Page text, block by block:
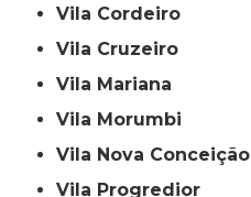
Vila Cordeiro
Vila Cruzeiro
Vila Mariana
Vila Morumbi
Vila Nova Conceição
Vila Progredior